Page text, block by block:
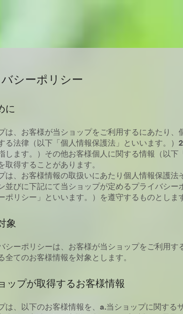
シーポリシー
に
は、お客様が当ショップをご利用するにあたり、
る法律（以下「個人情報保護法」といいます。）
します。）その他お客様個人に関する情報（以下
取得することがあります。
は、お客様情報の取扱いにあたり個人情報保護法
並びに下記にて当ショップが定めるプライバシー
ポリシー」といいます。）を遵守するものとしま
象
シーポリシーは、お客様が当ショップをご利用す
全てのお客様情報を対象とします。
ップが取得するお客様情報
は、以下のお客様情報を、a.当ショップに関する